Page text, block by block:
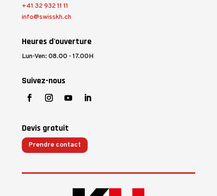
+41 32 932 11 11
info@swisskh.ch
Heures d'ouverture
Lun-Ven: 08.00 - 17.00H
Suivez-nous
Devis gratuit
Prendre contact